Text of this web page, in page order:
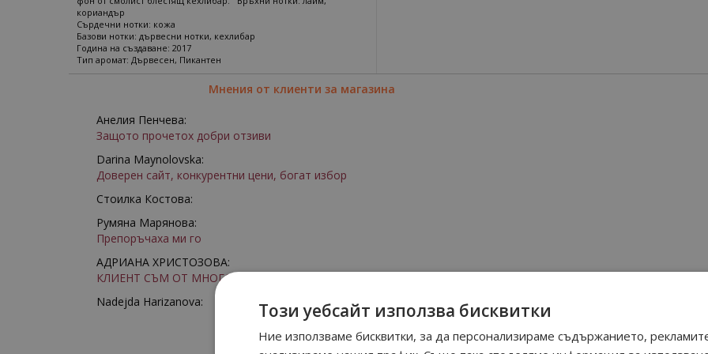
кориандър
Сърдечни нотки: кожа
Базови нотки: дървесни нотки, кехлибар
Година на създаване: 2017
Тип аромат: Дървесен, Пикантен
Мнения от клиенти за магазина
Анелия Пенчева:
Защото прочетох добри отзиви
Darina Maynolovska:
Доверен сайт, конкурентни цени, богат избор
Стоилка Костова:
Румяна Марянова:
Препоръчаха ми го
АДРИАНА ХРИСТОЗОВА:
КЛИЕНТ СЪМ ОТ МНОГО ГОДИНИ
Nadejda Harizanova:
Този уебсайт използва бисквитки
Ние използваме бисквитки, за да персонализираме съдържанието,